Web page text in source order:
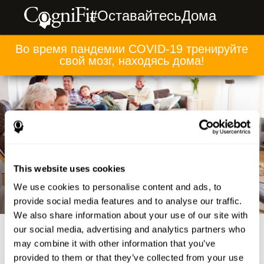
This website uses cookies
We use cookies to personalise content and ads, to
provide social media features and to analyse our traffic.
We also share information about your use of our site with
our social media, advertising and analytics partners who
may combine it with other information that you’ve
provided to them or that they’ve collected from your use
#ОставайтесьДома
Во время пандемии COVID-19 тренируйте
свой мозг, находясь дома!